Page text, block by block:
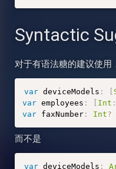
Syntactic
对于有语法糖的建议使用
var deviceModels :
var employees : Int :
var faxNumber : Int?
而不是
var deviceModels :